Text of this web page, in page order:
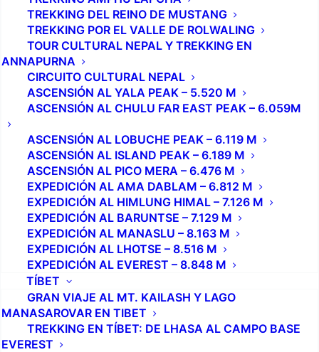
TREKKING DEL REINO DE MUSTANG
TREKKING POR EL VALLE DE ROLWALING
TOUR CULTURAL NEPAL Y TREKKING EN
ANNAPURNA
CIRCUITO CULTURAL NEPAL
ASCENSIÓN AL YALA PEAK – 5.520 M
ASCENSIÓN AL CHULU FAR EAST PEAK – 6.059M
ASCENSIÓN AL LOBUCHE PEAK – 6.119 M
ASCENSIÓN AL ISLAND PEAK – 6.189 M
ASCENSIÓN AL PICO MERA – 6.476 M
EXPEDICIÓN AL AMA DABLAM – 6.812 M
EXPEDICIÓN AL HIMLUNG HIMAL – 7.126 M
EXPEDICIÓN AL BARUNTSE – 7.129 M
EXPEDICIÓN AL MANASLU – 8.163 M
EXPEDICIÓN AL LHOTSE – 8.516 M
EXPEDICIÓN AL EVEREST – 8.848 M
TÍBET
GRAN VIAJE AL MT. KAILASH Y LAGO
MANASAROVAR EN TIBET
TREKKING EN TÍBET: DE LHASA AL CAMPO BASE
EVEREST